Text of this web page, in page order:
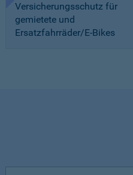
Versicherungsschutz für
gemietete und
Ersatzfahrräder/E-Bikes